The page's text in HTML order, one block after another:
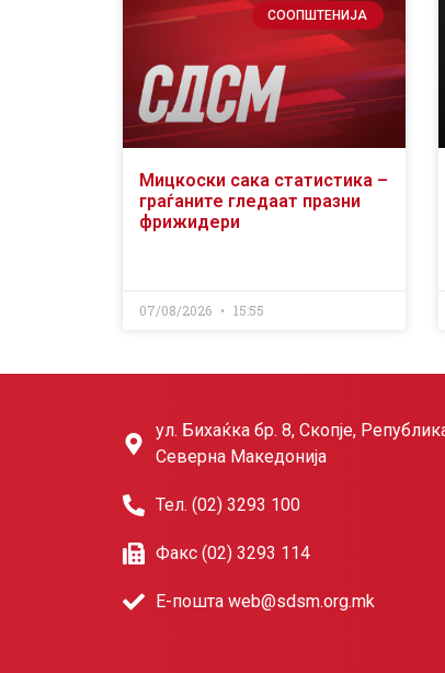
СООПШТЕНИЈА
Мицкоски сака статистика –
граѓаните гледаат празни
фрижидери
07/08/2026 15:55
ул. Бихаќка бр. 8, Скопје,
Северна Македонија
Тел. (02) 3293 100
Факс (02) 3293 114
Е-пошта web@sdsm.org.mk